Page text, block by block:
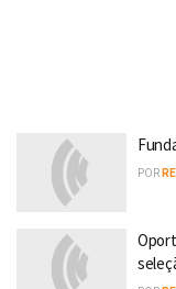
POR